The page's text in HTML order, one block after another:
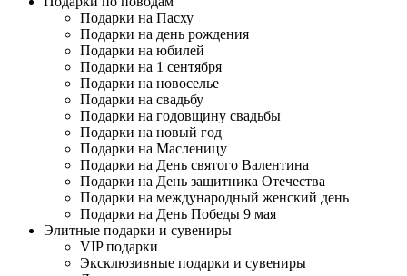
Подарки на Пасху
Подарки на день рождения
Подарки на юбилей
Подарки на 1 сентября
Подарки на новоселье
Подарки на свадьбу
Подарки на годовщину свадьбы
Подарки на новый год
Подарки на Масленицу
Подарки на День святого Валентина
Подарки на День защитника Отечества
Подарки на международный женский день
Подарки на День Победы 9 мая
Элитные подарки и сувениры
VIP подарки
Эксклюзивные подарки и сувениры